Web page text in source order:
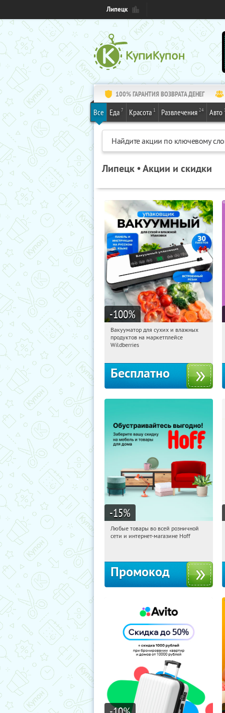
Липецк
100% ГАРАНТИЯ ВОЗВРАТА ДЕНЕГ
Все Еда 7 Красота 1 Развлечения 24 Авто
Липецк • Акции и скидки
-100%
11:27:41 Получили:195
Россия
Вакууматор для сухих и влажных
продуктов на маркетплейсе
Wildberries
Бесплатно
-15%
11:27:41 Получили:
Любые товары во всей розничной
сети и интернет-магазине Hoff
Промокод